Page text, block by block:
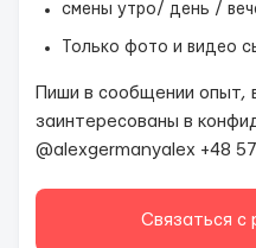
смены утро/ день /
Только фото и видео
Пиши в сообщении опыт,
заинтересованы в
@alexgermanyalex +48
Связаться с